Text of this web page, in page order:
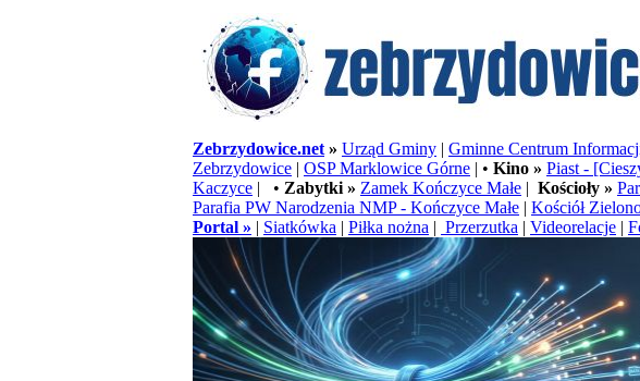
Zebrzydowice.net » Urząd Gminy | Gminne Centrum
Zebrzydowice | OSP Marklowice Górne | • Kino » Piast -
Kaczyce | • Zabytki » Zamek Kończyce Małe | Kościoły »
Parafia PW Narodzenia NMP - Kończyce Małe | Kościół
Portal » | Siatkówka | Piłka nożna | Przerzutka | Videorelacje |